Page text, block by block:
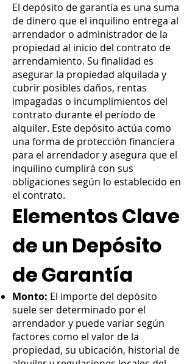
El depósito de garantía es una suma
de dinero que el inquilino entrega al
arrendador o administrador de la
propiedad al inicio del contrato de
arrendamiento. Su finalidad es
asegurar la propiedad alquilada y
cubrir posibles daños, rentas
impagadas o incumplimientos del
contrato durante el período de
alquiler. Este depósito actúa como
una forma de protección financiera
para el arrendador y asegura que el
inquilino cumplirá con sus
obligaciones según lo establecido en
el contrato.
Elementos Clave
de un Depósito
de Garantía
Monto: El importe del depósito
suele ser determinado por el
arrendador y puede variar según
factores como el valor de la
propiedad, su ubicación, historial de